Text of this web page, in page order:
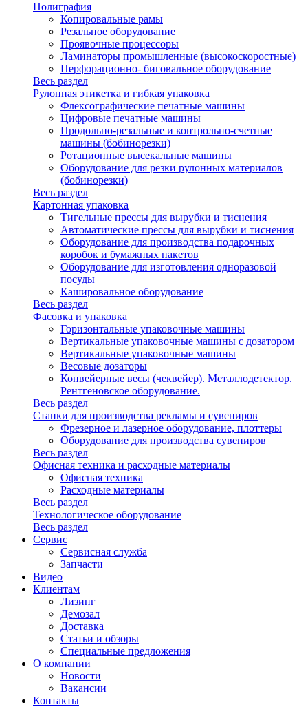
Полиграфия
Копировальные рамы
Резальное оборудование
Проявочные процессоры
Ламинаторы промышленные (высокоскоростные)
Перфорационно- биговальное оборудование
Весь раздел
Рулонная этикетка и гибкая упаковка
Флексографические печатные машины
Цифровые печатные машины
Продольно-резальные и контрольно-счетные
машины (бобинорезки)
Ротационные высекальные машины
Оборудование для резки рулонных материалов
(бобинорезки)
Весь раздел
Картонная упаковка
Тигельные прессы для вырубки и тиснения
Автоматические прессы для вырубки и тиснения
Оборудование для производства подарочных
коробок и бумажных пакетов
Оборудование для изготовления одноразовой
посуды
Кашировальное оборудование
Весь раздел
Фасовка и упаковка
Горизонтальные упаковочные машины
Вертикальные упаковочные машины с дозатором
Вертикальные упаковочные машины
Весовые дозаторы
Конвейерные весы (чеквейер). Металлодетектор.
Рентгеновское оборудование.
Весь раздел
Станки для производства рекламы и сувениров
Фрезерное и лазерное оборудование, плоттеры
Оборудование для производства сувениров
Весь раздел
Офисная техника и расходные материалы
Офисная техника
Расходные материалы
Весь раздел
Технологическое оборудование
Весь раздел
Сервис
Сервисная служба
Запчасти
Видео
Клиентам
Лизинг
Демозал
Доставка
Статьи и обзоры
Специальные предложения
О компании
Новости
Вакансии
Контакты